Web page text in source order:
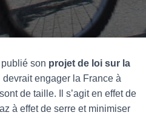
son projet de loi sur la
devrait engager la France à
de taille. Il s’agit en effet de
à effet de serre et minimiser